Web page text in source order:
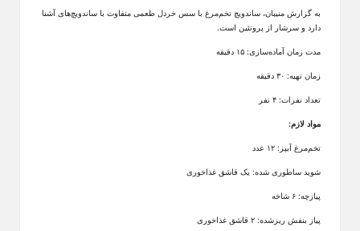
به گزارش منیبان، ساندویچ تخم‌مرغ با سس خردل طعمی متفاوت با ساندویچ‌های آشنا
دارد و سرشار از پروتئین است.
مدت زمان آماده‌سازی: ۱۵ دقیقه
زمان تهیه: ۳۰ دقیقه
تعداد نفرات: ۴ نفر
مواد لازم:
تخم‌مرغ آبپز: ۱۲ عدد
شوید ساطوری شده: یک قاشق غذاخوری
پیازچه: ۶ شاخه
پیاز بنفش ریزشده: ۲ قاشق غذاخوری